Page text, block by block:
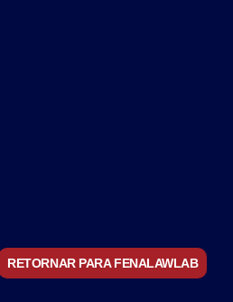
RETORNAR PARA FENALAWLAB